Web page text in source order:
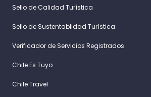
Sello de Calidad Turística
Sello de Sustentablidad Turística
Verificador de Servicios Registrados
Chile Es Tuyo
Chile Travel